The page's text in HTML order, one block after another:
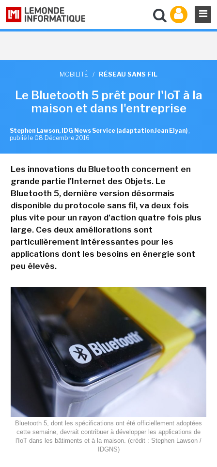
MOBILITÉ / RÉSEAU SANS FIL
Le Bluetooth 5 prêt pour l'IoT à la
maison et dans l'entreprise
Stephen Lawson, IDG News Service (adaptation Jean Elyan) ,
publié le 08 Décembre 2016
Les innovations du Bluetooth concernent en
grande partie l'Internet des Objets. Le
Bluetooth 5, dernière version désormais
disponible du protocole sans fil, va deux fois
plus vite pour un rayon d'action quatre fois plus
large. Ces deux améliorations sont
particulièrement intéressantes pour les
applications dont les besoins en énergie sont
peu élevés.
Bluetooth 5, dont les spécifications ont été officiellement adoptées
cette semaine, devrait contribuer à développer les applications de
l'IoT dans les bâtiments et à la maison. (crédit : Stephen Lawson /
IDGNS)